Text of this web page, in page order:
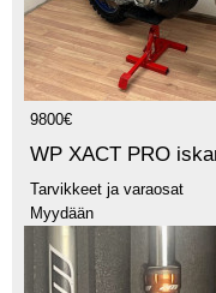
9800€
WP XACT PRO
Tarvikkeet ja varaosat
Myydään